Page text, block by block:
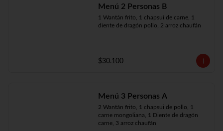
Menú 2 Personas B
1 Wantán frito, 1 chapsui de carne, 1
diente de dragón pollo, 2 arroz chaufán
$30.100
Menú 3 Personas A
2 Wantán frito, 1 chapsui de pollo, 1
carne mongoliana, 1 Diente de dragón
carne, 3 arroz chaufán